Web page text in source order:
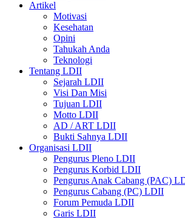
Artikel
Motivasi
Kesehatan
Opini
Tahukah Anda
Teknologi
Tentang LDII
Sejarah LDII
Visi Dan Misi
Tujuan LDII
Motto LDII
AD / ART LDII
Bukti Sahnya LDII
Organisasi LDII
Pengurus Pleno LDII
Pengurus Korbid LDII
Pengurus Anak Cabang (PAC)
Pengurus Cabang (PC) LDII
Forum Pemuda LDII
Garis LDII